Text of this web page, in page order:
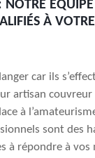
NOTRE
À VOTRE
car ils
artisan
à
sont des
à répondre à vos